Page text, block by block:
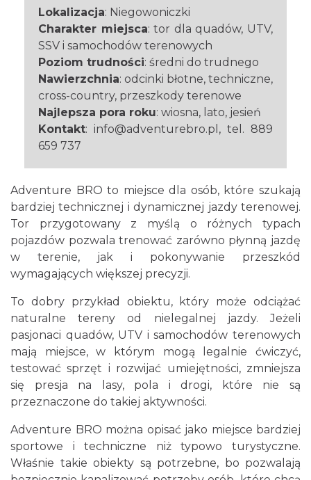
Lokalizacja: Niegowoniczki
Charakter miejsca: tor dla quadów, UTV,
SSV i samochodów terenowych
Poziom trudności: średni do trudnego
Nawierzchnia: odcinki błotne, techniczne,
cross-country, przeszkody terenowe
Najlepsza pora roku: wiosna, lato, jesień
Kontakt: info@adventurebro.pl, tel. 889
659 737
Adventure BRO to miejsce dla osób, które szukają
bardziej technicznej i dynamicznej jazdy terenowej.
Tor przygotowany z myślą o różnych typach
pojazdów pozwala trenować zarówno płynną jazdę
w terenie, jak i pokonywanie przeszkód
wymagających większej precyzji.
To dobry przykład obiektu, który może odciążać
naturalne tereny od nielegalnej jazdy. Jeżeli
pasjonaci quadów, UTV i samochodów terenowych
mają miejsce, w którym mogą legalnie ćwiczyć,
testować sprzęt i rozwijać umiejętności, zmniejsza
się presja na lasy, pola i drogi, które nie są
przeznaczone do takiej aktywności.
Adventure BRO można opisać jako miejsce bardziej
sportowe i techniczne niż typowo turystyczne.
Właśnie takie obiekty są potrzebne, bo pozwalają